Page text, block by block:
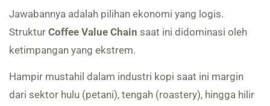
Jawabannya adalah pilihan ekonomi yang logis.
Struktur Coffee Value Chain saat ini didominasi oleh
ketimpangan yang ekstrem.
Hampir mustahil dalam industri kopi saat ini margin
dari sektor hulu (petani), tengah (roastery), hingga hilir